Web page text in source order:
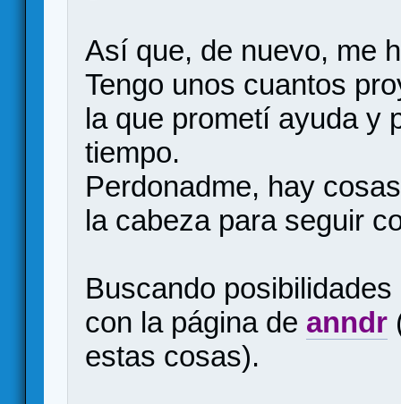
Así que, de nuevo, me
Tengo unos cuantos
la que prometí ayuda y
tiempo.
Perdonadme, hay
la cabeza para seguir
Buscando
con la página de anndr
estas cosas).